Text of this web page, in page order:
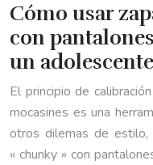
Cómo usar
con
un adolescente
El principio de
mocasines es una
otros dilemas de estilo,
« chunky » con